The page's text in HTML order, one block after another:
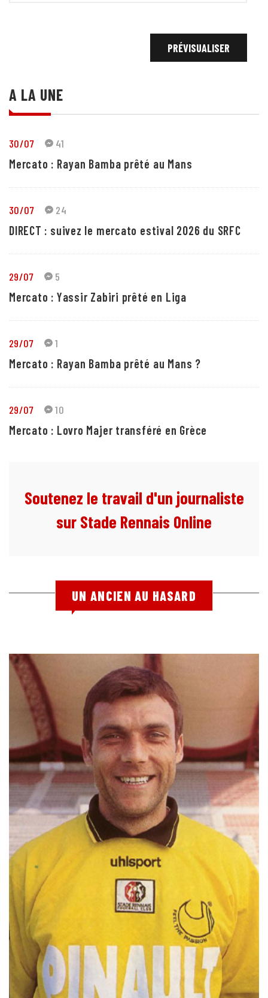
A LA UNE
30/07 41
Mercato : Rayan Bamba prêté au Mans
30/07 24
DIRECT : suivez le mercato estival 2026 du SRFC
29/07 5
Mercato : Yassir Zabiri prêté en Liga
29/07 1
Mercato : Rayan Bamba prêté au Mans ?
29/07 10
Mercato : Lovro Majer transféré en Grèce
Soutenez le travail d'un journaliste
sur Stade Rennais Online
UN ANCIEN AU HASARD